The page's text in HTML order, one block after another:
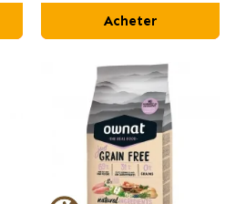
Acheter